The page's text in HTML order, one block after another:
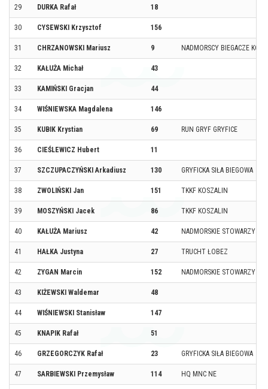
29 DURKA Rafał 18
30 CYSEWSKI Krzysztof 156
31 CHRZANOWSKI Mariusz 9 NADMORSCY BIEGACZE
32 KAŁUŻA Michał 43
33 KAMIŃSKI Gracjan 44
34 WIŚNIEWSKA Magdalena 146
35 KUBIK Krystian 69 RUN GRYF GRYFICE
36 CIEŚLEWICZ Hubert 11
37 SZCZUPACZYŃSKI Arkadiusz 130 GRYFICKA SIŁA BIEGOWA
38 ZWOLIŃSKI Jan 151 TKKF KOSZALIN
39 MOSZYŃSKI Jacek 86 TKKF KOSZALIN
40 KAŁUŻA Mariusz 42 NADMORSKIE
41 HAŁKA Justyna 27 TRUCHT ŁOBEZ
42 ZYGAN Marcin 152 NADMORSKIE
43 KIŻEWSKI Waldemar 48
44 WIŚNIEWSKI Stanisław 147
45 KNAPIK Rafał 51
46 GRZEGORCZYK Rafał 23 GRYFICKA SIŁA BIEGOWA
47 SARBIEWSKI Przemysław 114 HQ MNC NE